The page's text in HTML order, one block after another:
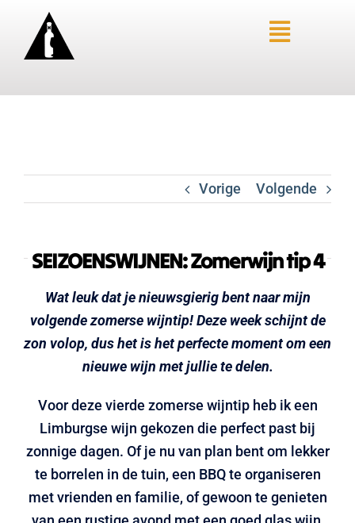
inhoud
Toggle
HOME – LIMBURGSE WIJNEN
PROEVERIJ AANVRAGEN
CONTACTFORMULIER
Vorige Volgende
SEIZOENSWIJNEN: Zomerwijn tip 4
Wat leuk dat je nieuwsgierig bent naar mijn
volgende zomerse wijntip! Deze week schijnt de
zon volop, dus het is het perfecte moment om een
nieuwe wijn met jullie te delen.
Voor deze vierde zomerse wijntip heb ik een
Limburgse wijn gekozen die perfect past bij
zonnige dagen. Of je nu van plan bent om lekker
te borrelen in de tuin, een BBQ te organiseren
met vrienden en familie, of gewoon te genieten